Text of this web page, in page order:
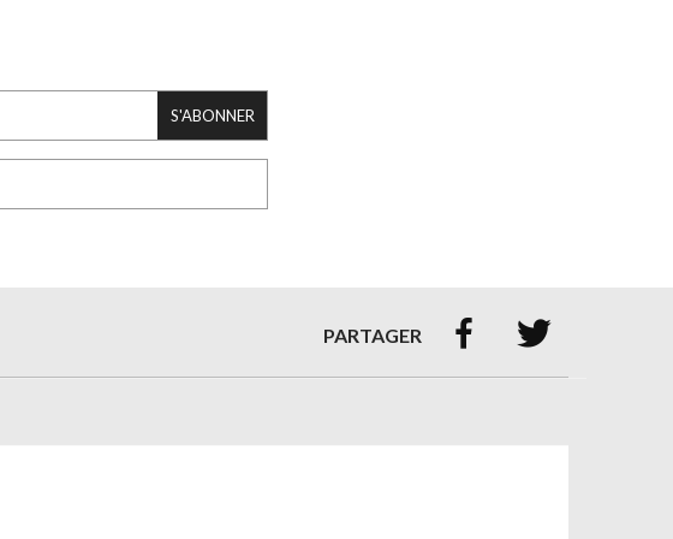
S'ABONNER
PARTAGER  